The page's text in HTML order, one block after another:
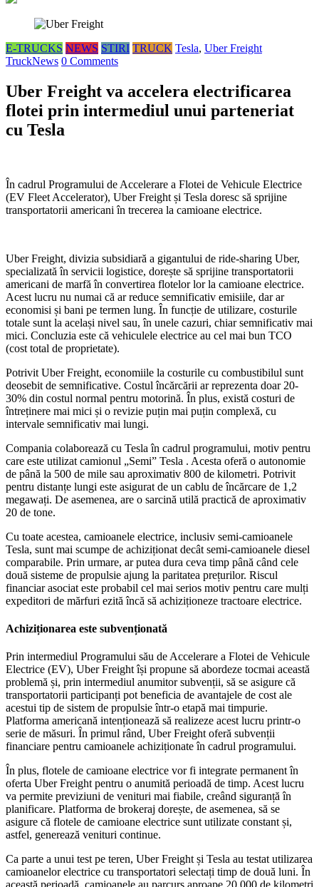
E-TRUCKS NEWS STIRI TRUCK Tesla, Uber Freight
TruckNews 0 Comments
Uber Freight va accelera electrificarea
flotei prin intermediul unui parteneriat
cu Tesla
În cadrul Programului de Accelerare a Flotei de Vehicule Electrice
(EV Fleet Accelerator), Uber Freight și Tesla doresc să sprijine
transportatorii americani în trecerea la camioane electrice.
Uber Freight, divizia subsidiară a gigantului de ride-sharing Uber,
specializată în servicii logistice, dorește să sprijine transportatorii
americani de marfă în convertirea flotelor lor la camioane electrice.
Acest lucru nu numai că ar reduce semnificativ emisiile, dar ar
economisi și bani pe termen lung. În funcție de utilizare, costurile
totale sunt la același nivel sau, în unele cazuri, chiar semnificativ mai
mici. Concluzia este că vehiculele electrice au cel mai bun TCO
(cost total de proprietate).
Potrivit Uber Freight, economiile la costurile cu combustibilul sunt
deosebit de semnificative. Costul încărcării ar reprezenta doar 20-
30% din costul normal pentru motorină. În plus, există costuri de
întreținere mai mici și o revizie puțin mai puțin complexă, cu
intervale semnificativ mai lungi.
Compania colaborează cu Tesla în cadrul programului, motiv pentru
care este utilizat camionul „Semi” Tesla . Acesta oferă o autonomie
de până la 500 de mile sau aproximativ 800 de kilometri. Potrivit
pentru distanțe lungi este asigurat de un cablu de încărcare de 1,2
megawați. De asemenea, are o sarcină utilă practică de aproximativ
20 de tone.
Cu toate acestea, camioanele electrice, inclusiv semi-camioanele
Tesla, sunt mai scumpe de achiziționat decât semi-camioanele diesel
comparabile. Prin urmare, ar putea dura ceva timp până când cele
două sisteme de propulsie ajung la paritatea prețurilor. Riscul
financiar asociat este probabil cel mai serios motiv pentru care mulți
expeditori de mărfuri ezită încă să achiziționeze tractoare electrice.
Achiziționarea este subvenționată
Prin intermediul Programului său de Accelerare a Flotei de Vehicule
Electrice (EV), Uber Freight își propune să abordeze tocmai această
problemă și, prin intermediul anumitor subvenții, să se asigure că
transportatorii participanți pot beneficia de avantajele de cost ale
acestui tip de sistem de propulsie într-o etapă mai timpurie.
Platforma americană intenționează să realizeze acest lucru printr-o
serie de măsuri. În primul rând, Uber Freight oferă subvenții
financiare pentru camioanele achiziționate în cadrul programului.
În plus, flotele de camioane electrice vor fi integrate permanent în
oferta Uber Freight pentru o anumită perioadă de timp. Acest lucru
va permite previziuni de venituri mai fiabile, creând siguranță în
planificare. Platforma de brokeraj dorește, de asemenea, să se
asigure că flotele de camioane electrice sunt utilizate constant și,
astfel, generează venituri continue.
Ca parte a unui test pe teren, Uber Freight și Tesla au testat utilizarea
camioanelor electrice cu transportatori selectați timp de două luni. În